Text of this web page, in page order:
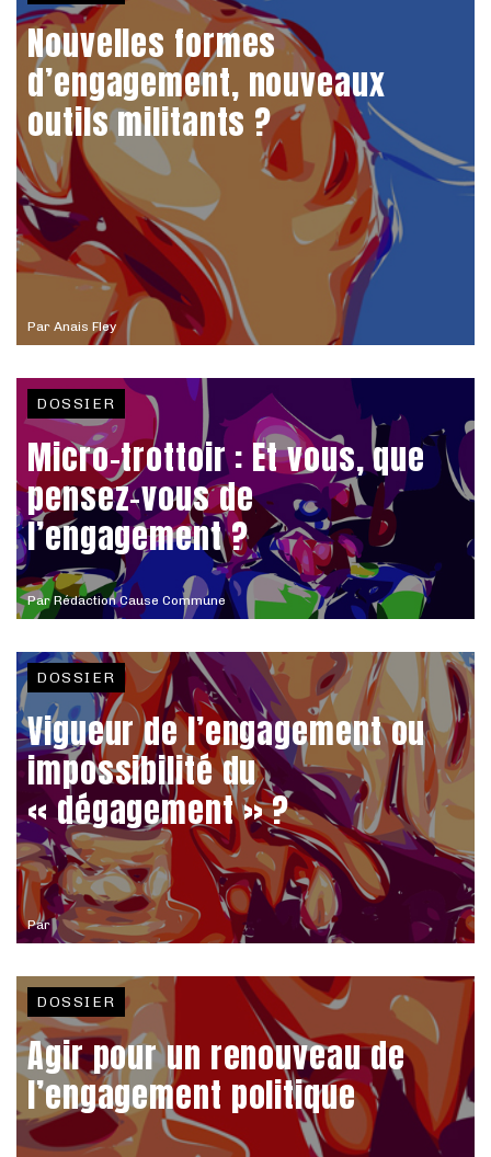
Par Anais Fley
Nouvelles formes
d’engagement, nouveaux
outils militants ?
ParRédaction Cause Commune
DOSSIER
Micro-trottoir : Et vous, que
pensez-vous de
l’engagement ?
Par
DOSSIER
Vigueur de l’engagement ou
impossibilité du
« dégagement » ?
DOSSIER
Agir pour un renouveau de
l’engagement politique